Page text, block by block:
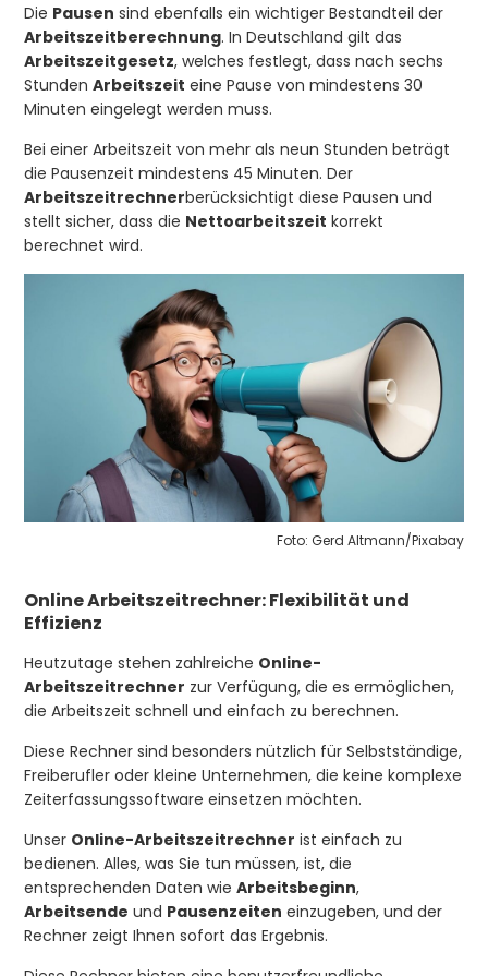
Die Pausen sind ebenfalls ein wichtiger Bestandteil der
Arbeitszeitberechnung. In Deutschland gilt das
Arbeitszeitgesetz, welches festlegt, dass nach sechs
StundenArbeitszeit eine Pause von mindestens 30
Minuten eingelegt werden muss.
Bei einer Arbeitszeit von mehr als neun Stunden beträgt
die Pausenzeit mindestens 45 Minuten. Der
Arbeitszeitrechnerberücksichtigt diese Pausen und
stellt sicher, dass die Nettoarbeitszeit korrekt
berechnet wird.
Foto: Gerd Altmann/Pixabay
Online Arbeitszeitrechner: Flexibilität und
Effizienz
Heutzutage stehen zahlreiche Online-
Arbeitszeitrechner zur Verfügung, die es ermöglichen,
die Arbeitszeit schnell und einfach zu berechnen.
Diese Rechner sind besonders nützlich für Selbstständige,
Freiberufler oder kleine Unternehmen, die keine komplexe
Zeiterfassungssoftware einsetzen möchten.
Unser Online-Arbeitszeitrechner ist einfach zu
bedienen. Alles, was Sie tun müssen, ist, die
entsprechenden Daten wieArbeitsbeginn,
Arbeitsende und Pausenzeiten einzugeben, und der
Rechner zeigt Ihnen sofort das Ergebnis.